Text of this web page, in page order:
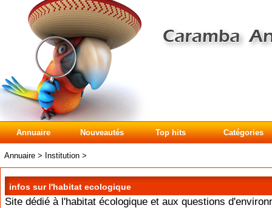
Annuaire Nouveautés Top hits Catégories
Annuaire > Institution >
infos sur l'habitat ecologique
Site dédié à l'habitat écologique et aux questions